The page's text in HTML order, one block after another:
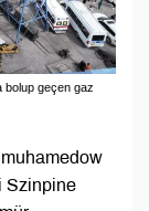
geçen gaz
Szinpine